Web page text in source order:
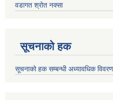
वडागत श्रोत नक्सा
सूचनाको हक
सूचनाको हक सम्बन्धी अध्यावधिक